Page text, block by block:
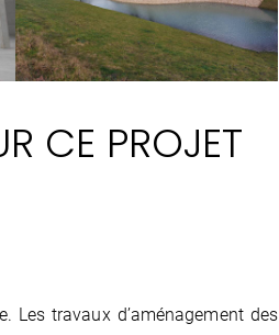
CE PROJET
Les travaux d’aménagement des